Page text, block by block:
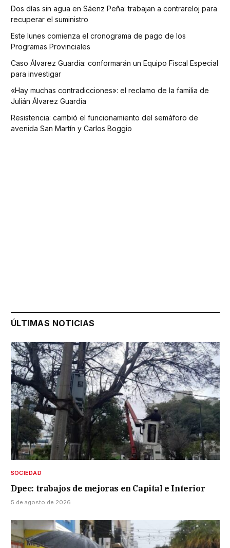
Dos días sin agua en Sáenz Peña: trabajan a contrareloj para
recuperar el suministro
Este lunes comienza el cronograma de pago de los
Programas Provinciales
Caso Álvarez Guardia: conformarán un Equipo Fiscal Especial
para investigar
«Hay muchas contradicciones»: el reclamo de la familia de
Julián Álvarez Guardia
Resistencia: cambió el funcionamiento del semáforo de
avenida San Martín y Carlos Boggio
ÚLTIMAS NOTICIAS
SOCIEDAD
Dpec: trabajos de mejoras en Capital e Interior
5 de agosto de 2026